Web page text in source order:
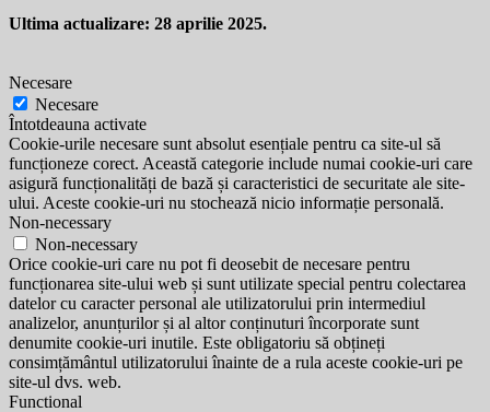
Ultima actualizare: 28 aprilie 2025.
Necesare
Necesare
Întotdeauna activate
Cookie-urile necesare sunt absolut esențiale pentru ca site-ul să
funcționeze corect. Această categorie include numai cookie-uri care
asigură funcționalități de bază și caracteristici de securitate ale site-
ului. Aceste cookie-uri nu stochează nicio informație personală.
Non-necessary
Non-necessary
Orice cookie-uri care nu pot fi deosebit de necesare pentru
funcționarea site-ului web și sunt utilizate special pentru colectarea
datelor cu caracter personal ale utilizatorului prin intermediul
analizelor, anunțurilor și al altor conținuturi încorporate sunt
denumite cookie-uri inutile. Este obligatoriu să obțineți
consimțământul utilizatorului înainte de a rula aceste cookie-uri pe
site-ul dvs. web.
Functional